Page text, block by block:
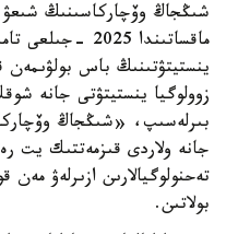
شىڭجاڭ وۆچاركاسىنىڭ شىعۋ
ماقساتىندا
ينستيتۋتىنىڭ باس بولۋىمەن
زوولوگيا ينستيتۋتى جانە
بىرلەسىپ، «شىڭجاڭ
جانە ولاردى قىزمەتتىك يت
تەحنولوگيالارىن ازىرلەۋ
بولاتىن.